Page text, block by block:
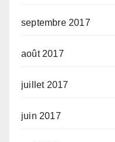
septembre 2017
août 2017
juillet 2017
juin 2017